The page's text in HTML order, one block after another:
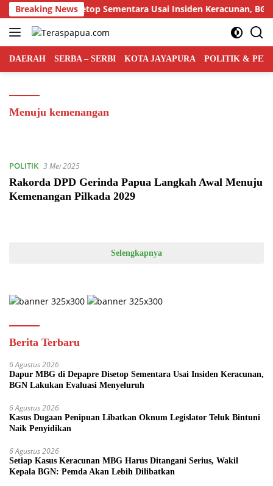
Langsung
ke
konten
Breaking News
di Depapre Disetop Sementara Usai Insiden Keracunan, BGN
DAERAH SERBA – SERBI KOTA JAYAPURA POLITIK &
Menuju kemenangan
POLITIK 3 Mei 2025
Rakorda DPD Gerinda Papua Langkah Awal Menuju
Kemenangan Pilkada 2029
Selengkapnya
Berita Terbaru
6 Agustus 2026
Dapur MBG di Depapre Disetop Sementara Usai Insiden Keracunan,
BGN Lakukan Evaluasi Menyeluruh
6 Agustus 2026
Kasus Dugaan Penipuan Libatkan Oknum Legislator Teluk Bintuni
Naik Penyidikan
6 Agustus 2026
Setiap Kasus Keracunan MBG Harus Ditangani Serius, Wakil
Kepala BGN: Pemda Akan Lebih Dilibatkan